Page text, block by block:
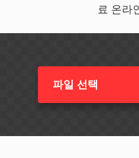
료 온라
파일 선택